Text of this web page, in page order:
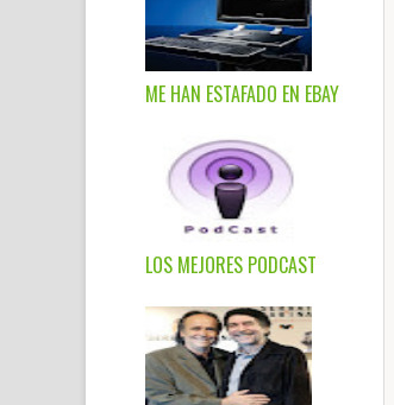
ME HAN ESTAFADO EN EBAY
LOS MEJORES PODCAST